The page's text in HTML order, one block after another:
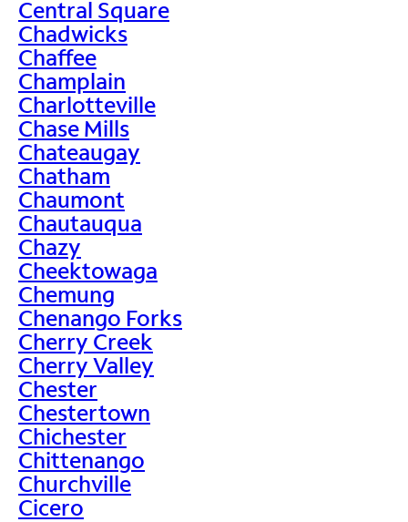
Central Square
Chadwicks
Chaffee
Champlain
Charlotteville
Chase Mills
Chateaugay
Chatham
Chaumont
Chautauqua
Chazy
Cheektowaga
Chemung
Chenango Forks
Cherry Creek
Cherry Valley
Chester
Chestertown
Chichester
Chittenango
Churchville
Cicero